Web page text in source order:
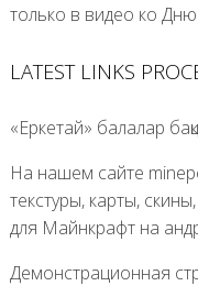
только в видео ко
LATEST LINKS
«Еркетай» балалар
На нашем сайте
текстуры, карты,
для Майнкрафт на
Демонстрационная